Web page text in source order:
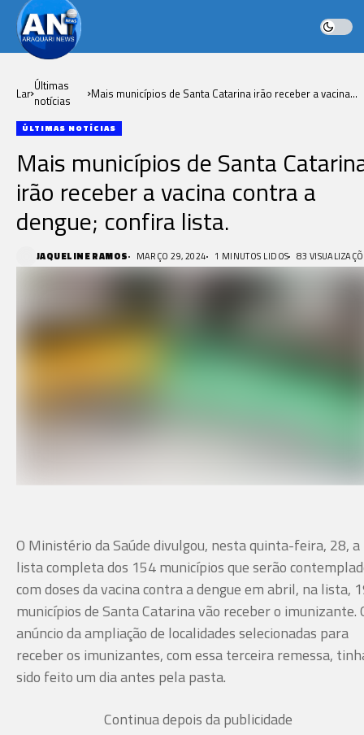
Lar Últimas
notícias
Mais municípios de Santa Catarina irão receber a vacina
ÚLTIMAS NOTÍCIAS
Mais municípios de Santa
irão receber a vacina contra a
dengue; confira lista.
JAQUELINE RAMOS MARÇO 29, 2024 1 MINUTOS LIDOS 83
O Ministério da Saúde divulgou, nesta quinta-feira, 28, a
lista completa dos 154 municípios que serão
com doses da vacina contra a dengue em abril, na lista,
municípios de Santa Catarina vão receber o imunizante.
anúncio da ampliação de localidades selecionadas para
receber os imunizantes, com essa terceira remessa,
sido feito um dia antes pela pasta.
Continua depois da publicidade